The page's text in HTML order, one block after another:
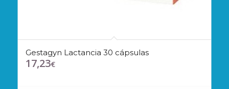
Gestagyn Lactancia 30 cápsulas
17,23€